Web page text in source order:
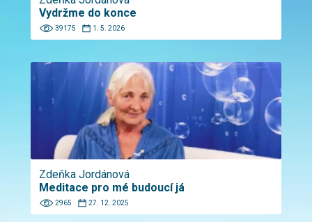
Vydržme do konce
39175 1. 5. 2026
Zdeňka Jordánová
Meditace pro mé budoucí já
2965 27. 12. 2025